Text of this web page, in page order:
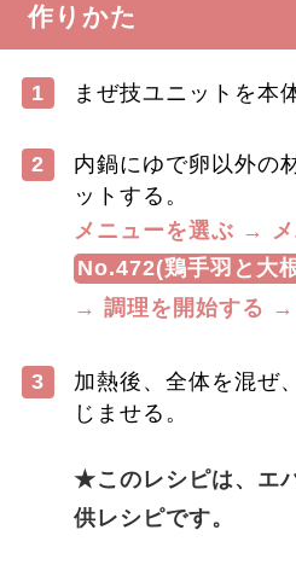
作りかた
1 まぜ技ユニットを本
2
内鍋にゆで卵以外の
ットする。
メニューを選ぶ →
No.472(鶏手羽と大
→ 調理を開始する →
3
加熱後、全体を混ぜ
じませる。
★このレシピは、エ
供レシピです。